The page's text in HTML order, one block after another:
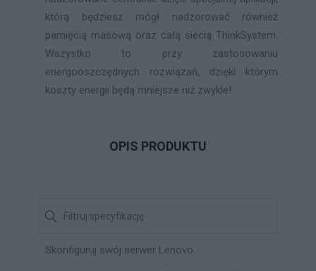
którą będziesz mógł nadzorować również
pamięcią masową oraz całą siecią ThinkSystem.
Wszystko to przy zastosowaniu
energooszczędnych rozwiązań, dzięki którym
koszty energii będą mniejsze niż zwykle!
OPIS PRODUKTU
Skonfiguruj swój serwer Lenovo.